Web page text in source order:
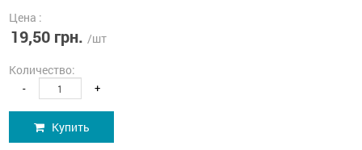
Цена :
19,50 грн. /шт
Количество:
- +
Купить